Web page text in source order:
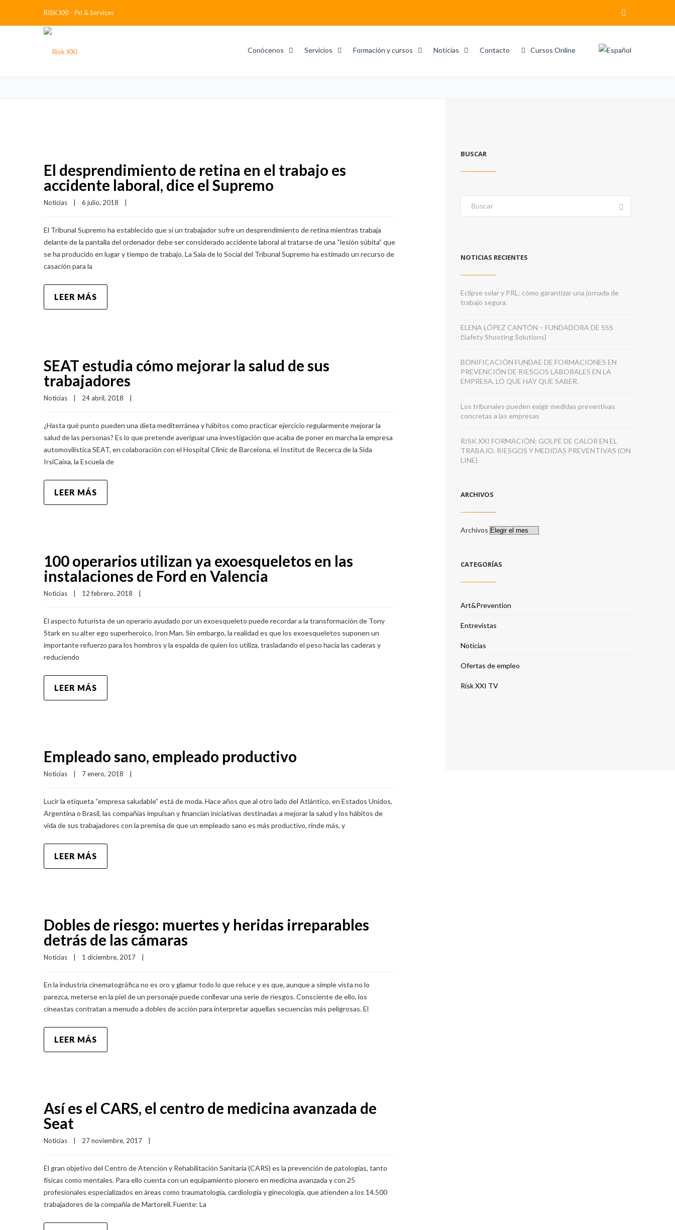
RISK XXI - Prl & Services
Conócenos Servicios Formación y cursos Noticias Contacto Cursos Online
El desprendimiento de retina en el trabajo es
accidente laboral, dice el Supremo
Noticias 6 julio, 2018
El Tribunal Supremo ha establecido que si un trabajador sufre un desprendimiento de retina mientras trabaja
delante de la pantalla del ordenador debe ser considerado accidente laboral al tratarse de una “lesión súbita” que
se ha producido en lugar y tiempo de trabajo. La Sala de lo Social del Tribunal Supremo ha estimado un recurso de
casación para la
LEER MÁS
SEAT estudia cómo mejorar la salud de sus
trabajadores
Noticias 24 abril, 2018
¿Hasta qué punto pueden una dieta mediterránea y hábitos como practicar ejercicio regularmente mejorar la
salud de las personas? Es lo que pretende averiguar una investigación que acaba de poner en marcha la empresa
automovilística SEAT, en colaboración con el Hospital Clínic de Barcelona, el Institut de Recerca de la Sida
IrsiCaixa, la Escuela de
LEER MÁS
100 operarios utilizan ya exoesqueletos en las
instalaciones de Ford en Valencia
Noticias 12 febrero, 2018
El aspecto futurista de un operario ayudado por un exoesqueleto puede recordar a la transformación de Tony
Stark en su alter ego superheroico, Iron Man. Sin embargo, la realidad es que los exoesqueletos suponen un
importante refuerzo para los hombros y la espalda de quien los utiliza, trasladando el peso hacia las caderas y
reduciendo
LEER MÁS
Empleado sano, empleado productivo
Noticias 7 enero, 2018
Lucir la etiqueta “empresa saludable” está de moda. Hace años que al otro lado del Atlántico, en Estados Unidos,
Argentina o Brasil, las compañías impulsan y financian iniciativas destinadas a mejorar la salud y los hábitos de
vida de sus trabajadores con la premisa de que un empleado sano es más productivo, rinde más, y
LEER MÁS
Dobles de riesgo: muertes y heridas irreparables
detrás de las cámaras
Noticias 1 diciembre, 2017
En la industria cinematográfica no es oro y glamur todo lo que reluce y es que, aunque a simple vista no lo
parezca, meterse en la piel de un personaje puede conllevar una serie de riesgos. Consciente de ello, los
cineastas contratan a menudo a dobles de acción para interpretar aquellas secuencias más peligrosas. El
LEER MÁS
Así es el CARS, el centro de medicina avanzada de
Seat
Noticias 27 noviembre, 2017
El gran objetivo del Centro de Atención y Rehabilitación Sanitaria (CARS) es la prevención de patologías, tanto
físicas como mentales. Para ello cuenta con un equipamiento pionero en medicina avanzada y con 25
profesionales especializados en áreas como traumatología, cardiología y ginecología, que atienden a los 14.500
trabajadores de la compañía de Martorell. Fuente: La
BUSCAR
NOTICIAS RECIENTES
Eclipse solar y PRL: cómo garantizar una jornada de
trabajo segura.
ELENA LÓPEZ CANTÓN – FUNDADORA DE SSS
(Safety Shooting Solutions)
BONIFICACIÓN FUNDAE DE FORMACIONES EN
PREVENCIÓN DE RIESGOS LABORALES EN LA
EMPRESA. LO QUE HAY QUE SABER.
Los tribunales pueden exigir medidas preventivas
concretas a las empresas
RISK XXI FORMACIÓN: GOLPE DE CALOR EN EL
TRABAJO. RIESGOS Y MEDIDAS PREVENTIVAS (ON
LINE)
ARCHIVOS
Archivos
CATEGORÍAS
Art&Prevention
Entrevistas
Noticias
Ofertas de empleo
Risk XXI TV